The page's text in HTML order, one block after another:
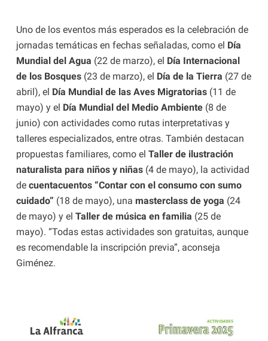
Uno de los eventos más esperados es la celebración de
jornadas temáticas en fechas señaladas, como el Día
Mundial del Agua (22 de marzo), el Día Internacional
de los Bosques(23 de marzo), el Día de la Tierra (27 de
abril), el Día Mundial de las Aves Migratorias(11 de
mayo) y el Día Mundial del Medio Ambiente(8 de
junio) con actividades como rutas interpretativas y
talleres especializados, entre otras. También destacan
propuestas familiares, como el Taller de ilustración
naturalista para niños y niñas(4 de mayo), la actividad
de cuentacuentos “Contar con el consumo con sumo
cuidado” (18 de mayo), una masterclass de yoga (24
de mayo) y el Taller de música en familia (25 de
mayo). “Todas estas actividades son gratuitas, aunque
es recomendable la inscripción previa”, aconseja
Giménez.